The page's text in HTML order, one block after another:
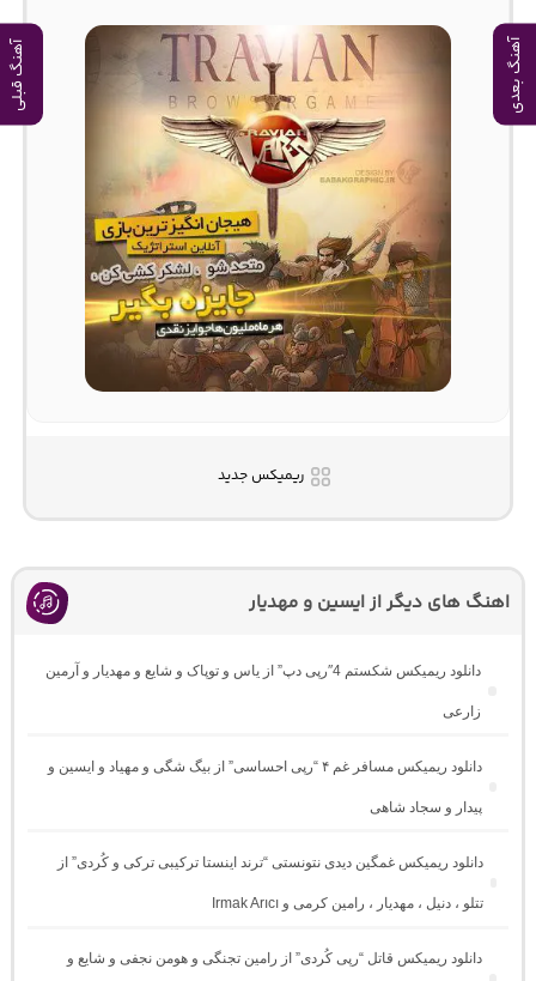
آهنگ بعدی آهنگ قبلی
ریمیکس جدید
اهنگ های دیگر از ایسین و مهدیار
دانلود ریمیکس شکستم 4″رپی دپ” از یاس و توپاک و شایع و مهدیار و آرمین
زارعی
دانلود ریمیکس مسافر غم ۴ “رپی احساسی” از بیگ شگی و مهیاد و ایسین و
پیدار و سجاد شاهی
دانلود ریمیکس غمگین دیدی نتونستی “ترند اینستا ترکیبی ترکی و کُردی” از
تتلو ، دنیل ، مهدیار ، رامین کرمی و Irmak Arıcı
دانلود ریمیکس قاتل “رپی کُردی” از رامین تجنگی و هومن نجفی و شایع و